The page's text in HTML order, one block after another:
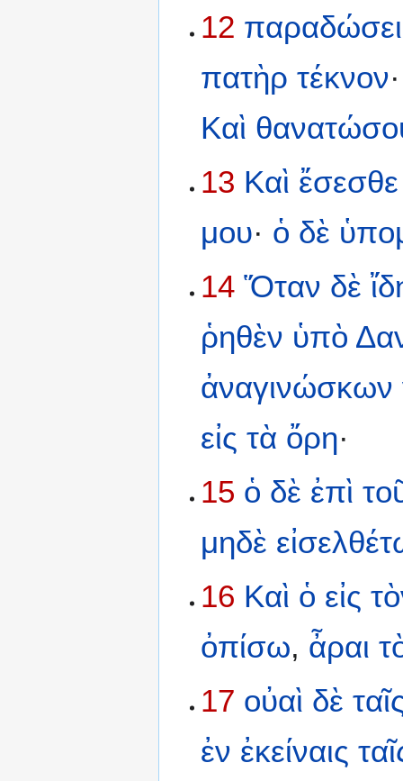
12 παραδώσει
πατὴρ τέκνον
Καὶ
13 Καὶ ἔσεσθε
μου· ὁ δὲ
14 Ὅταν δὲ
ῥηθὲν ὑπὸ
ἀναγινώσκων
εἰς τὰ ὄρη·
15 ὁ δὲ ἐπὶ
μηδὲ
16 Καὶ ὁ εἰς
ὀπίσω, ἆραι
17 οὐαὶ δὲ
ἐν ἐκείναις